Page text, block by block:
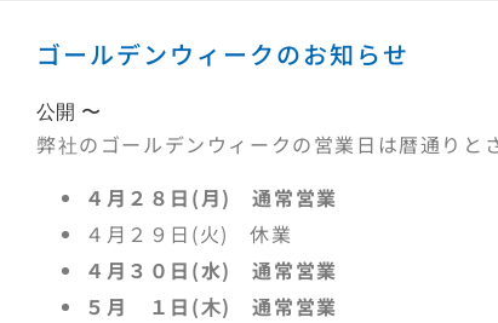
ゴールデンウィークのお知らせ
公開 〜
弊社のゴールデンウィークの営業日は暦通りと
４月２８日(月) 通常営業
４月２９日(火) 休業
４月３０日(水) 通常営業
５月 １日(木) 通常営業